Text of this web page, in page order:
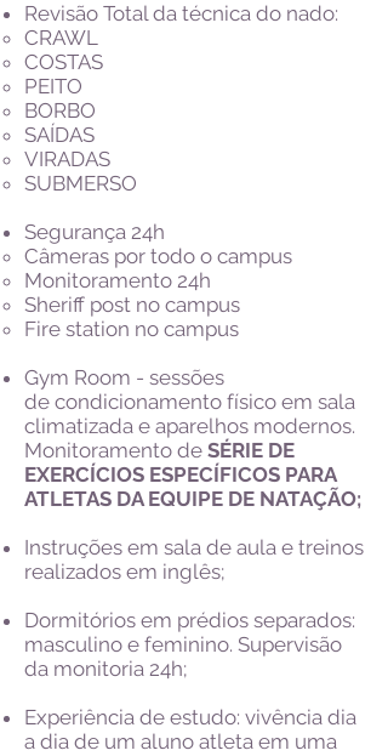
Revisão Total da técnica do nado:
CRAWL
COSTAS
PEITO
BORBO
SAÍDAS
VIRADAS
SUBMERSO
Segurança 24h
Câmeras por todo o campus​
Monitoramento 24h
Sheriff post no campus
Fire station no campus
Gym Room - sessões
de condicionamento físico em sala
climatizada e aparelhos modernos.
Monitoramento de SÉRIE DE
EXERCÍCIOS ESPECÍFICOS PARA
ATLETAS DA EQUIPE DE NATAÇÃO;
Instruções em sala de aula e treinos
realizados em inglês;
Dormitórios em prédios separados:
masculino e feminino. Supervisão
da monitoria 24h;
Experiência de estudo: vivência dia
a dia de um aluno atleta em uma